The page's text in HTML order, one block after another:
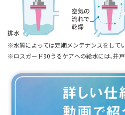
※水質によっては定期メンテナンスをして
※ロスガード90うるケアへの給水には、井